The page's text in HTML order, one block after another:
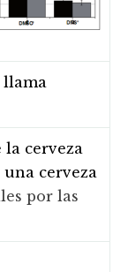
llama
la cerveza
cerveza
por las